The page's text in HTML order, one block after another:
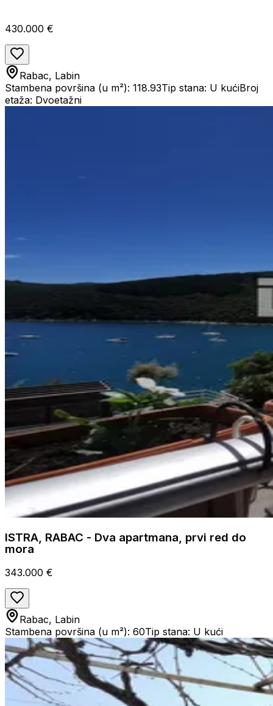
430.000 €
Rabac, Labin
Stambena površina (u m²): 118.93Tip stana: U kućiBroj
etaža: Dvoetažni
ISTRA, RABAC - Dva apartmana, prvi red do
mora
343.000 €
Rabac, Labin
Stambena površina (u m²): 60Tip stana: U kući